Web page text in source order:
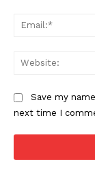
Save my
next time I